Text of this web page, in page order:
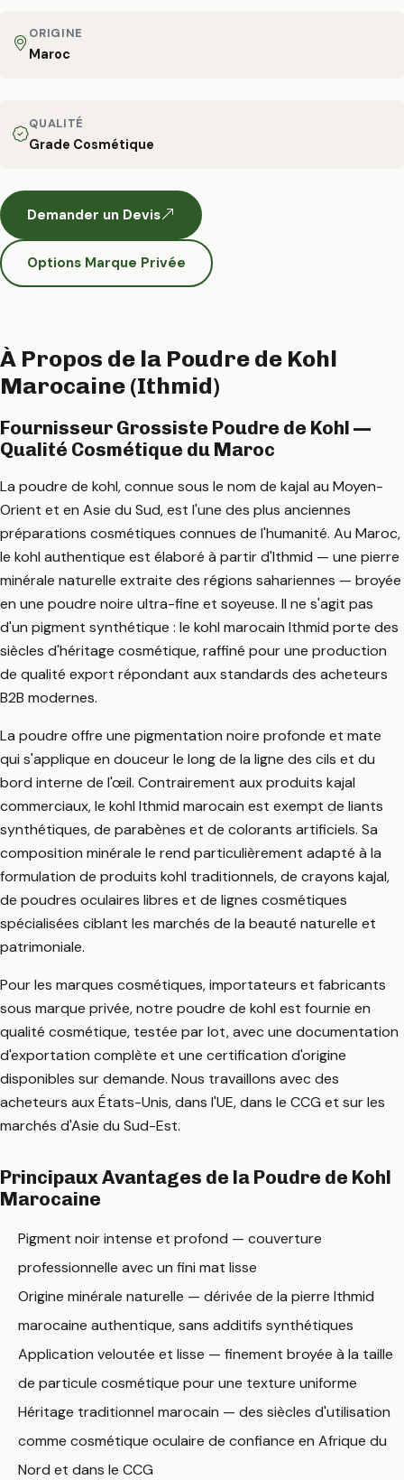
ORIGINE
Maroc
QUALITÉ
Grade Cosmétique
Demander un Devis
Options Marque Privée
À Propos de la Poudre de Kohl
Marocaine (Ithmid)
Fournisseur Grossiste Poudre de Kohl —
Qualité Cosmétique du Maroc
La poudre de kohl, connue sous le nom de kajal au Moyen-
Orient et en Asie du Sud, est l'une des plus anciennes
préparations cosmétiques connues de l'humanité. Au Maroc,
le kohl authentique est élaboré à partir d'Ithmid — une pierre
minérale naturelle extraite des régions sahariennes — broyée
en une poudre noire ultra-fine et soyeuse. Il ne s'agit pas
d'un pigment synthétique : le kohl marocain Ithmid porte des
siècles d'héritage cosmétique, raffiné pour une production
de qualité export répondant aux standards des acheteurs
B2B modernes.
La poudre offre une pigmentation noire profonde et mate
qui s'applique en douceur le long de la ligne des cils et du
bord interne de l'œil. Contrairement aux produits kajal
commerciaux, le kohl Ithmid marocain est exempt de liants
synthétiques, de parabènes et de colorants artificiels. Sa
composition minérale le rend particulièrement adapté à la
formulation de produits kohl traditionnels, de crayons kajal,
de poudres oculaires libres et de lignes cosmétiques
spécialisées ciblant les marchés de la beauté naturelle et
patrimoniale.
Pour les marques cosmétiques, importateurs et fabricants
sous marque privée, notre poudre de kohl est fournie en
qualité cosmétique, testée par lot, avec une documentation
d'exportation complète et une certification d'origine
disponibles sur demande. Nous travaillons avec des
acheteurs aux États-Unis, dans l'UE, dans le CCG et sur les
marchés d'Asie du Sud-Est.
Principaux Avantages de la Poudre de Kohl
Marocaine
Pigment noir intense et profond — couverture
professionnelle avec un fini mat lisse
Origine minérale naturelle — dérivée de la pierre Ithmid
marocaine authentique, sans additifs synthétiques
Application veloutée et lisse — finement broyée à la taille
de particule cosmétique pour une texture uniforme
Héritage traditionnel marocain — des siècles d'utilisation
comme cosmétique oculaire de confiance en Afrique du
Nord et dans le CCG